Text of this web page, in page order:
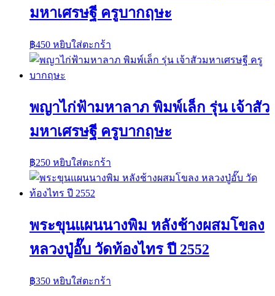
มหาเศรษฐี ครูบากฤษะ
฿450 หยิบใส่ตะกร้า
พญาไก่ฟ้ามหาลาภ พิมพ์เล็ก รุ่น เจ้าสัว
มหาเศรษฐี ครูบากฤษะ
฿250 หยิบใส่ตะกร้า
พระขุนแผนนางพิม หลังช้างผสมโขลง
หลวงปู่อั๊บ วัดท้องไทร ปี 2552
฿350 หยิบใส่ตะกร้า